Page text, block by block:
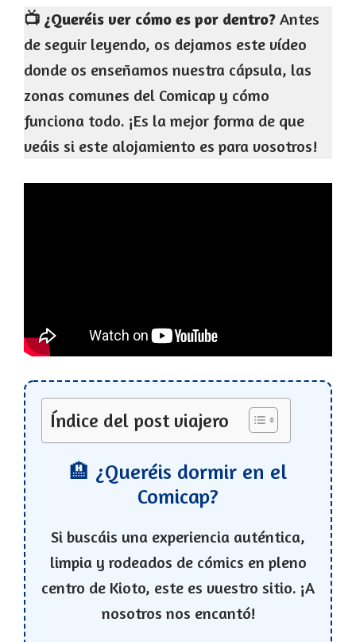
📺 ¿Queréis ver cómo es por dentro? Antes
de seguir leyendo, os dejamos este vídeo
donde os enseñamos nuestra cápsula, las
zonas comunes del Comicap y cómo
funciona todo. ¡Es la mejor forma de que
veáis si este alojamiento es para vosotros!
Índice del post viajero
🏨 ¿Queréis dormir en el
Comicap?
Si buscáis una experiencia auténtica,
limpia y rodeados de cómics en pleno
centro de Kioto, este es vuestro sitio. ¡A
nosotros nos encantó!